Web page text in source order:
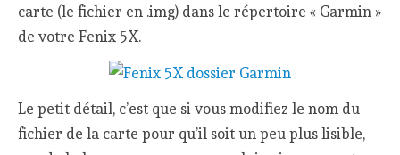
carte (le fichier en .img) dans le répertoire « Garmin »
de votre Fenix 5X.
Le petit détail, c’est que si vous modifiez le nom du
fichier de la carte pour qu’il soit un peu plus lisible,